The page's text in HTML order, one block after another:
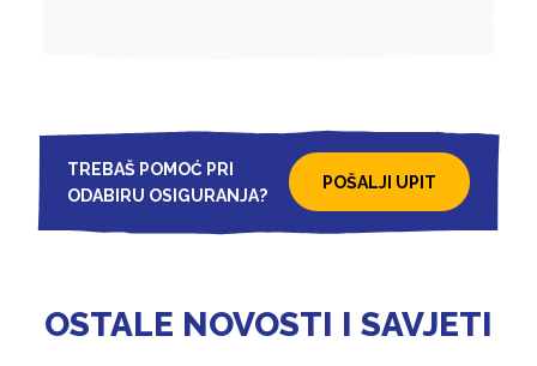
TREBAŠ POMOĆ PRI
ODABIRU OSIGURANJA?
POŠALJI UPIT
OSTALE NOVOSTI I SAVJETI